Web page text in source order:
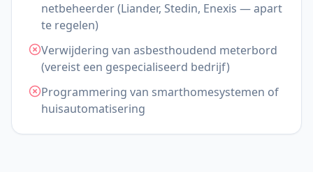
netbeheerder (Liander, Stedin, Enexis — apart
te regelen)
Verwijdering van asbesthoudend meterbord
(vereist een gespecialiseerd bedrijf)
Programmering van smarthomesystemen of
huisautomatisering